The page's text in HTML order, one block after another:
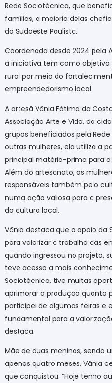
Rede Sociotécnica, que
famílias, a maioria delas
do Sudoeste Paulista.
Coordenada desde 2024 pela
a iniciativa tem como
rural por meio do
empreendedorismo local.
A artesã Vânia Fátima da
Associação Arte e Vida, da
grupos beneficiados pela
outras mulheres, ela utiliza a
principal matéria-prima para
Além do artesanato, as
responsáveis também pelo
numa ação valiosa para a
da cultura local.
Vânia destaca que o apoio da
para valorizar o trabalho das
quando ingressou no projeto,
teve acesso a mais
Sociotécnica, tive muitas
aprimorar a produção quanto
participei de algumas feiras e
fundamental para a
destaca.
Mãe de duas meninas, sendo
apenas quatro meses, Vânia
que conquistou. “Hoje tenho